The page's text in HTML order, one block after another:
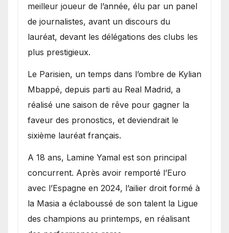
meilleur joueur de l’année, élu par un panel
de journalistes, avant un discours du
lauréat, devant les délégations des clubs les
plus prestigieux.
Le Parisien, un temps dans l’ombre de Kylian
Mbappé, depuis parti au Real Madrid, a
réalisé une saison de rêve pour gagner la
faveur des pronostics, et deviendrait le
sixième lauréat français.
A 18 ans, Lamine Yamal est son principal
concurrent. Après avoir remporté l’Euro
avec l’Espagne en 2024, l’ailier droit formé à
la Masia a éclaboussé de son talent la Ligue
des champions au printemps, en réalisant